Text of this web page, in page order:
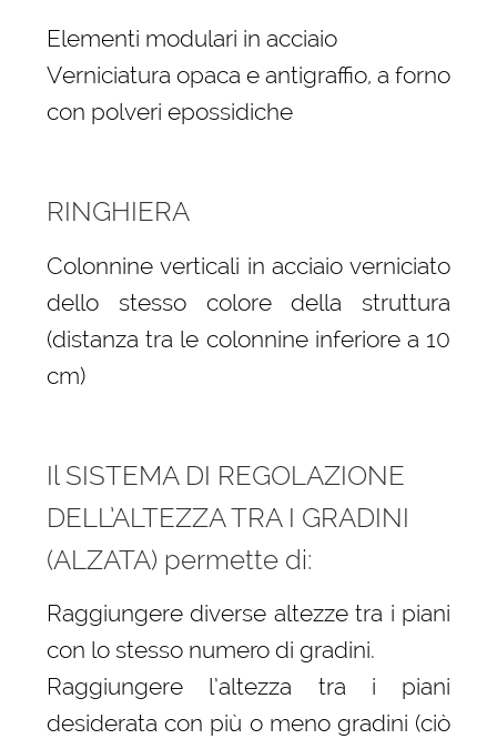
Elementi modulari in acciaio
Verniciatura opaca e antigraffio, a forno
con polveri epossidiche
RINGHIERA
Colonnine verticali in acciaio verniciato
dello stesso colore della struttura
(distanza tra le colonnine inferiore a 10
cm)
Il SISTEMA DI REGOLAZIONE
DELL’ALTEZZA TRA I GRADINI
(ALZATA) permette di:
Raggiungere diverse altezze tra i piani
con lo stesso numero di gradini.
Raggiungere l’altezza tra i piani
desiderata con più o meno gradini (ciò